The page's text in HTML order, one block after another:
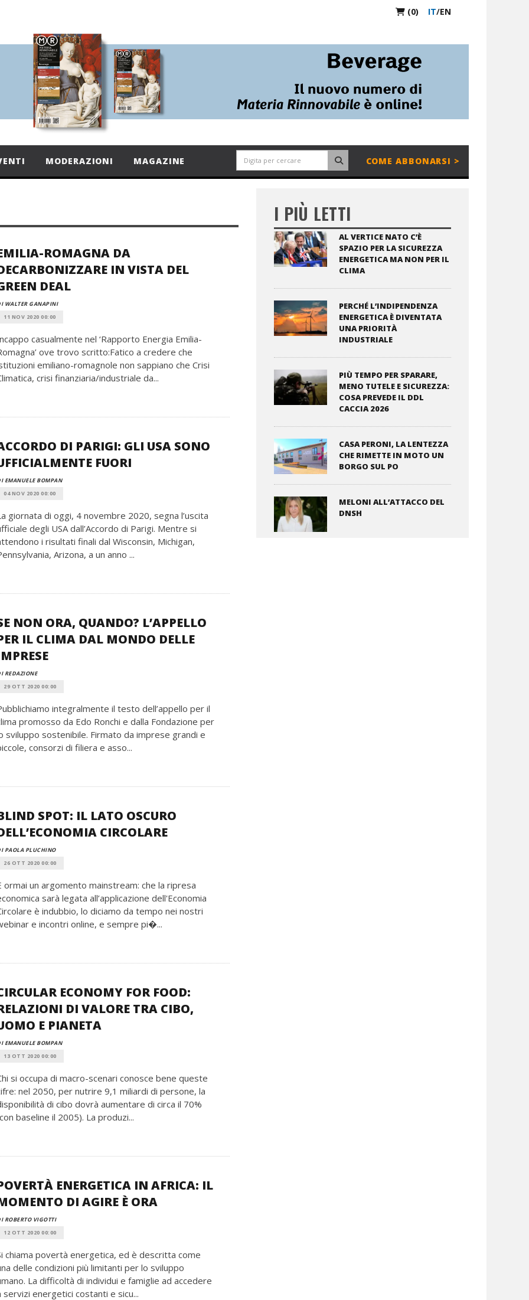
(0) IT/EN
MODERAZIONI MAGAZINE COME ABBONARSI >
ROMAGNA DA
IN VISTA DEL
DEAL
WALTER GANAPINI
11 NOV 2020 00:00
casualmente nel ‘Rapporto Energia Emilia-
ove trovo scritto:Fatico a credere che
emiliano-romagnole non sappiano che Crisi
crisi finanziaria/industriale da...
DI PARIGI: GLI USA SONO
FUORI
EMANUELE BOMPAN
04 NOV 2020 00:00
giornata di oggi, 4 novembre 2020, segna l’uscita
degli USA dall’Accordo di Parigi. Mentre si
i risultati finali dal Wisconsin, Michigan,
Arizona, a un anno ...
NON ORA, QUANDO? L’APPELLO
IL CLIMA DAL MONDO DELLE
REDAZIONE
29 OTT 2020 00:00
integralmente il testo dell’appello per il
promosso da Edo Ronchi e dalla Fondazione per
sviluppo sostenibile. Firmato da imprese grandi e
consorzi di filiera e asso...
SPOT: IL LATO OSCURO
CIRCOLARE
PAOLA PLUCHINO
26 OTT 2020 00:00
ormai un argomento mainstream: che la ripresa
sarà legata all’applicazione dell'Economia
è indubbio, lo diciamo da tempo nei nostri
e incontri online, e sempre pi�...
ECONOMY FOR FOOD:
DI VALORE TRA CIBO,
E PIANETA
EMANUELE BOMPAN
13 OTT 2020 00:00
si occupa di macro-scenari conosce bene queste
nel 2050, per nutrire 9,1 miliardi di persone, la
di cibo dovrà aumentare di circa il 70%
baseline il 2005). La produzi...
ENERGETICA IN AFRICA: IL
DI AGIRE È ORA
ROBERTO VIGOTTI
12 OTT 2020 00:00
chiama povertà energetica, ed è descritta come
delle condizioni più limitanti per lo sviluppo
La difficoltà di individui e famiglie ad accedere
servizi energetici costanti e sicu...
I PIÙ LETTI
AL VERTICE NATO C’È
SPAZIO PER LA SICUREZZA
ENERGETICA MA NON PER IL
CLIMA
PERCHÉ L’INDIPENDENZA
ENERGETICA È DIVENTATA
UNA PRIORITÀ
INDUSTRIALE
PIÙ TEMPO PER SPARARE,
MENO TUTELE E SICUREZZA:
COSA PREVEDE IL DDL
CACCIA 2026
CASA PERONI, LA LENTEZZA
CHE RIMETTE IN MOTO UN
BORGO SUL PO
MELONI ALL’ATTACCO DEL
DNSH